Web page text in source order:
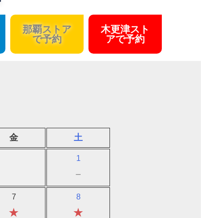
那覇ストア
で予約
木更津スト
アで予約
金 土
1
－
7
★
8
★